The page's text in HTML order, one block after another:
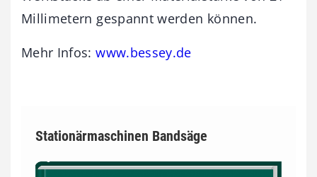
Millimetern gespannt werden können.
Mehr Infos:www.bessey.de
Stationärmaschinen Bandsäge